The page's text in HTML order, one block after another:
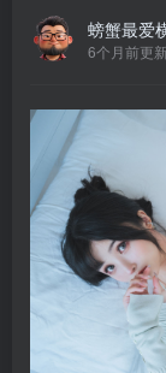
螃蟹最爱
6个月前更